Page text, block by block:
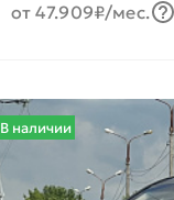
от 47.909₽/мес.
В наличии